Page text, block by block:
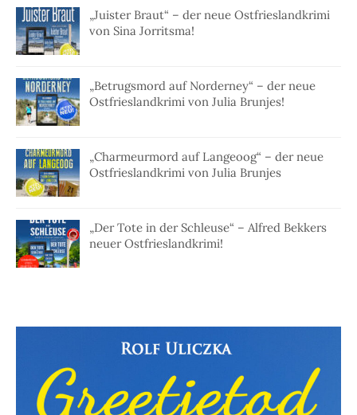
„Juister Braut“ – der neue Ostfrieslandkrimi
von Sina Jorritsma!
„Betrugsmord auf Norderney“ – der neue
Ostfrieslandkrimi von Julia Brunjes!
„Charmeurmord auf Langeoog“ – der neue
Ostfrieslandkrimi von Julia Brunjes
„Der Tote in der Schleuse“ – Alfred Bekkers
neuer Ostfrieslandkrimi!